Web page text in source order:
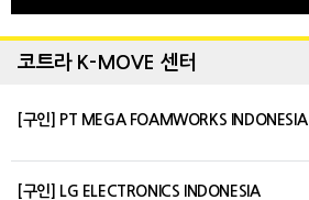
코트라 K-MOVE 센터
[구인] PT MEGA FOAMWORKS INDONESIA
[구인] LG ELECTRONICS INDONESIA